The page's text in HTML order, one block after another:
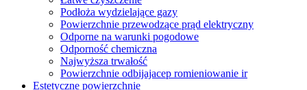
Podłoża wydzielające gazy
Powierzchnie przewodzące prąd elektryczny
Odporne na warunki pogodowe
Odporność chemiczna
Najwyższa trwałość
Powierzchnie odbijajacep romieniowanie ir
Estetyczne powierzchnie